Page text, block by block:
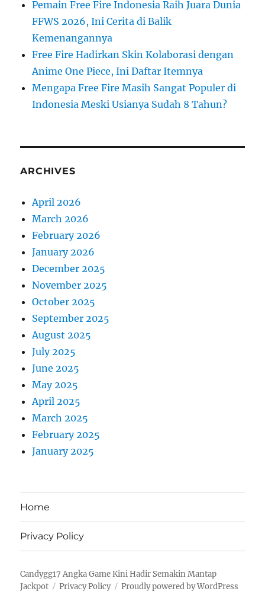
Pemain Free Fire Indonesia Raih Juara Dunia
FFWS 2026, Ini Cerita di Balik
Kemenangannya
Free Fire Hadirkan Skin Kolaborasi dengan
Anime One Piece, Ini Daftar Itemnya
Mengapa Free Fire Masih Sangat Populer di
Indonesia Meski Usianya Sudah 8 Tahun?
ARCHIVES
April 2026
March 2026
February 2026
January 2026
December 2025
November 2025
October 2025
September 2025
August 2025
July 2025
June 2025
May 2025
April 2025
March 2025
February 2025
January 2025
Home
Privacy Policy
Candygg17 Angka Game Kini Hadir Semakin Mantap
Jackpot
Privacy Policy Proudly powered by WordPress